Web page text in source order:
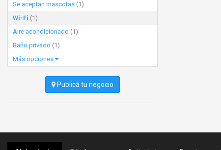
Se aceptan mascotas (1)
Wi-Fi (1)
Aire acondicionado (1)
Baño privado (1)
Más opciones
Publicá tu negocio